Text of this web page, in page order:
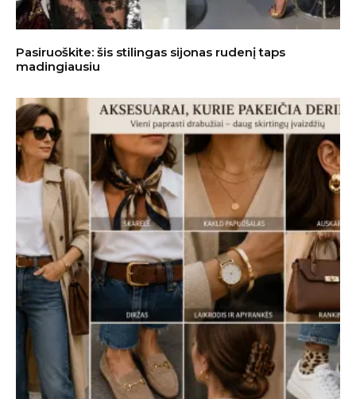
Pasiruoškite: šis stilingas sijonas rudenį taps
madingiausiu